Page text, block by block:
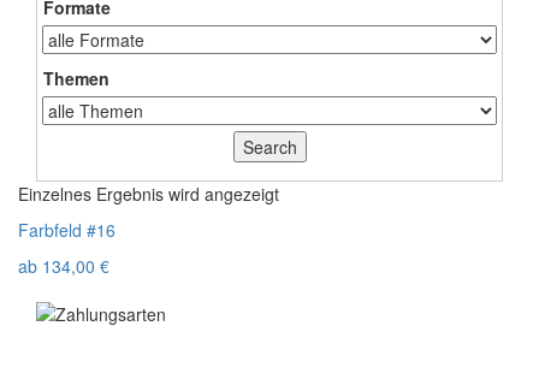
Formate
Themen
Einzelnes Ergebnis wird angezeigt
Farbfeld #16
ab 134,00 €